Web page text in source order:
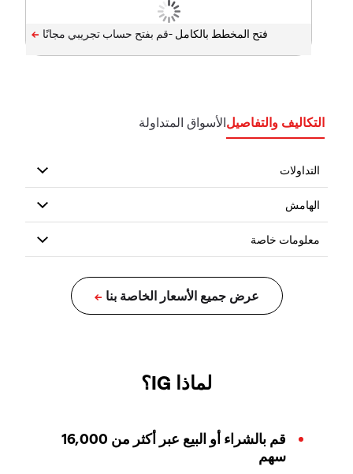
فتح المخطط بالكامل -
التكاليف والتفاصيلالأسواق المتداولة
لماذا IG؟
قم بالشراء أو البيع عبر أكثر من 16,000
سهم